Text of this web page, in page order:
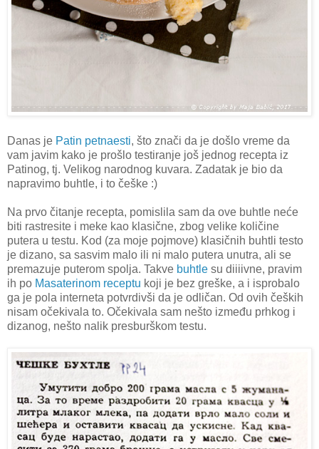
Danas je Patin petnaesti, što znači da je došlo vreme da
vam javim kako je prošlo testiranje još jednog recepta iz
Patinog, tj. Velikog narodnog kuvara. Zadatak je bio da
napravimo buhtle, i to češke :)
Na prvo čitanje recepta, pomislila sam da ove buhtle neće
biti rastresite i meke kao klasične, zbog velike količine
putera u testu. Kod (za moje pojmove) klasičnih buhtli testo
je dizano, sa sasvim malo ili ni malo putera unutra, ali se
premazuje puterom spolja. Takve buhtle su diiiivne, pravim
ih po Masaterinom receptu koji je bez greške, a i isprobalo
ga je pola interneta potvrdivši da je odličan. Od ovih čeških
nisam očekivala to. Očekivala sam nešto između prhkog i
dizanog, nešto nalik presburškom testu.